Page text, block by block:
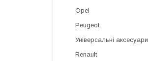
Opel
Peugeot
Універсальні аксесуари
Renault